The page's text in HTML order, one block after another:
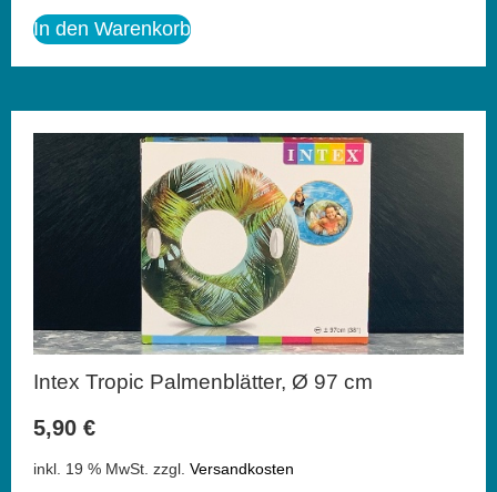
In den Warenkorb
Intex Tropic Palmenblätter, Ø 97 cm
5,90 €
inkl. 19 % MwSt. zzgl. Versandkosten